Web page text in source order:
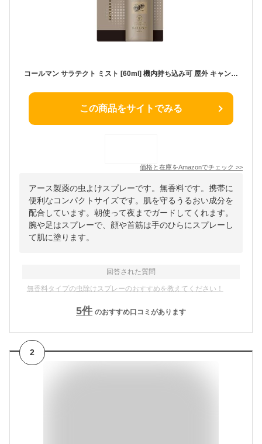
コールマン サラテクト ミスト [60ml] 機内持ち込み可 屋外 キャンプ アウトドアの虫よけスプレー 蚊・アブ・トコジラミなど 忌避 (アース製薬)
この商品をサイトでみる
価格と在庫をAmazonでチェック >>
アース製薬の虫よけスプレーです。無香料です。携帯に
便利なコンパクトサイズです。肌を守るうるおい成分を
配合しています。朝使って夜までガードしてくれます。
腕や足はスプレーで、顔や首筋は手のひらにスプレーし
て肌に塗ります。
回答された質問
無香料タイプの虫除けスプレーのおすすめを教えてください！
5件 のおすすめ口コミがあります
2